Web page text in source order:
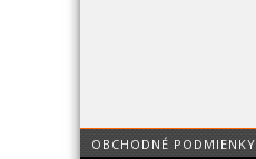
OBCHODNÉ PODMIENKY